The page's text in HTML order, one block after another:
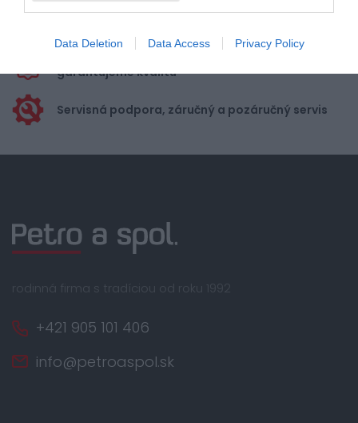
Data Deletion Data Access Privacy Policy
Bezpečná platba
garantujeme kvalitu
Servisná podpora, záručný a pozáručný servis
rodinná firma s tradíciou od roku 1992
+421 905 101 406
info@petroaspol.sk